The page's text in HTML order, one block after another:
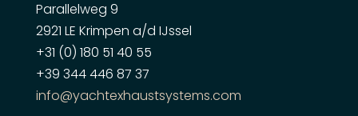
Parallelweg 9
2921 LE Krimpen a/d IJssel
+31 (0) 180 51 40 55
+39 344 446 87 37
info@yachtexhaustsystems.com